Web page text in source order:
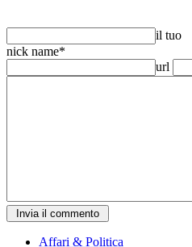
il tuo
nick name*
url
Affari & Politica